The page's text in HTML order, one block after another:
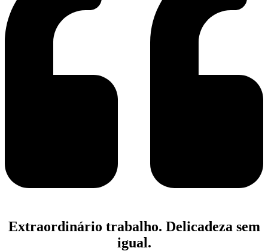
Extraordinário trabalho. Delicadeza sem
igual.